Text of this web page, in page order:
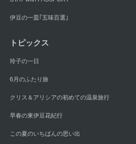
伊豆の一皿｢五味百選｣
トピックス
玲子の一日
6月のふたり旅
クリス＆アリシアの初めての温泉旅行
早春の東伊豆花紀行
この夏のいちばんの思い出